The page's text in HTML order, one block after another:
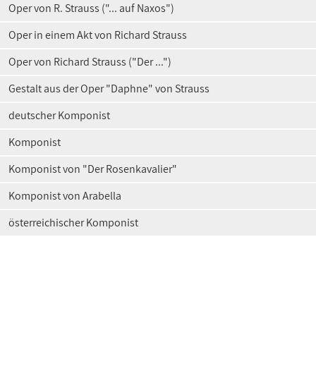
Oper von R. Strauss ("... auf Naxos")
Oper in einem Akt von Richard Strauss
Oper von Richard Strauss ("Der ...")
Gestalt aus der Oper "Daphne" von Strauss
deutscher Komponist
Komponist
Komponist von "Der Rosenkavalier"
Komponist von Arabella
österreichischer Komponist